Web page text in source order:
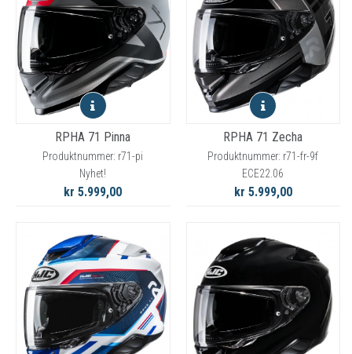
RPHA 71 Pinna
Produktnummer: r71-pi
Nyhet!
kr 5.999,00
RPHA 71 Zecha
Produktnummer: r71-fr-9f
ECE22.06
kr 5.999,00